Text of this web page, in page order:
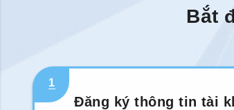
Bắt
1
Đăng ký thông tin tài